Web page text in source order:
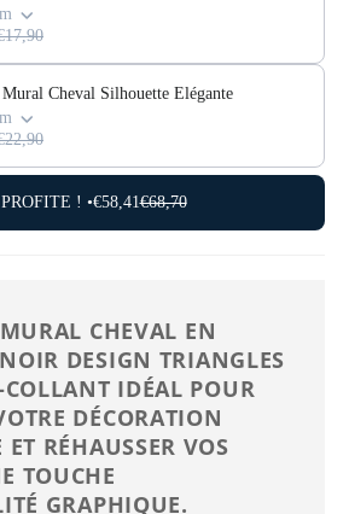
Cheval Silhouette Elégante
! •€58,41€68,70
CHEVAL EN
DESIGN TRIANGLES
IDÉAL POUR
DÉCORATION
RÉHAUSSER VOS
TOUCHE
GRAPHIQUE.